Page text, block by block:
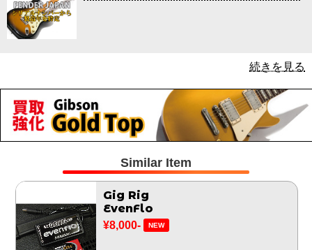
続きを見る
Similar Item
Gig Rig
EvenFlo
¥8,000- NEW